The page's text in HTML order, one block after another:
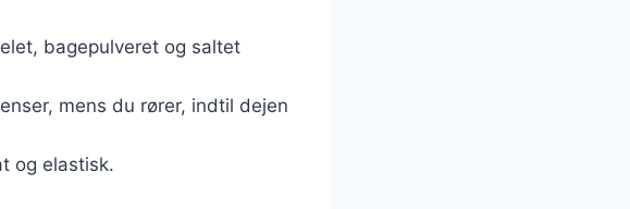
bagepulveret og saltet
mens du rører, indtil dejen
og elastisk.